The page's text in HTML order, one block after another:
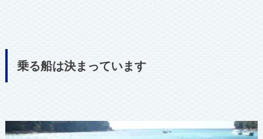
乗る船は決まっています